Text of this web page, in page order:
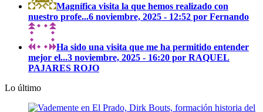
Magnífica visita la que hemos realizado con
nuestro profe...6 noviembre, 2025 - 12:52 por Fernando
Ha sido una visita que me ha permitido entender
mejor el...3 noviembre, 2025 - 16:20 por RAQUEL
PAJARES ROJO
Lo último